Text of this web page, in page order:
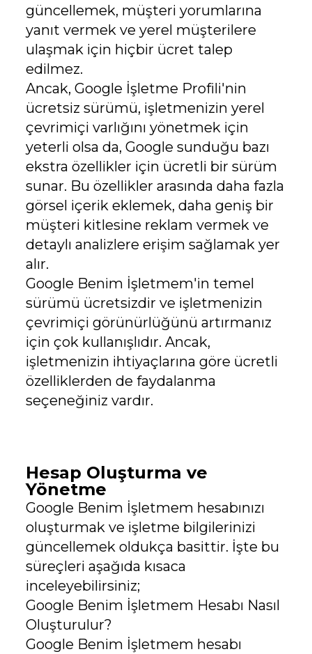
güncellemek, müşteri yorumlarına
yanıt vermek ve yerel müşterilere
ulaşmak için hiçbir ücret talep
edilmez.
Ancak, Google İşletme Profili'nin
ücretsiz sürümü, işletmenizin yerel
çevrimiçi varlığını yönetmek için
yeterli olsa da, Google sunduğu bazı
ekstra özellikler için ücretli bir sürüm
sunar. Bu özellikler arasında daha fazla
görsel içerik eklemek, daha geniş bir
müşteri kitlesine reklam vermek ve
detaylı analizlere erişim sağlamak yer
alır.
Google Benim İşletmem'in temel
sürümü ücretsizdir ve işletmenizin
çevrimiçi görünürlüğünü artırmanız
için çok kullanışlıdır. Ancak,
işletmenizin ihtiyaçlarına göre ücretli
özelliklerden de faydalanma
seçeneğiniz vardır.
Hesap Oluşturma ve
Yönetme
Google Benim İşletmem hesabınızı
oluşturmak ve işletme bilgilerinizi
güncellemek oldukça basittir. İşte bu
süreçleri aşağıda kısaca
inceleyebilirsiniz;
Google Benim İşletmem Hesabı Nasıl
Oluşturulur?
Google Benim İşletmem hesabı